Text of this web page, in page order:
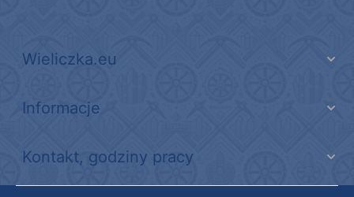
Wieliczka.eu
Informacje
Kontakt, godziny pracy